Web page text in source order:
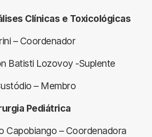
Clínicas e Toxicológicas
– Coordenador
Batisti Lozovoy -Suplente
– Membro
Pediátrica
Capobiango – Coordenadora